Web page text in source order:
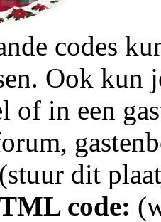
codes
Ook kun
of in een
(stuur dit
code: